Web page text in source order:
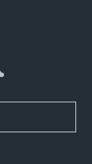
SoundCloud